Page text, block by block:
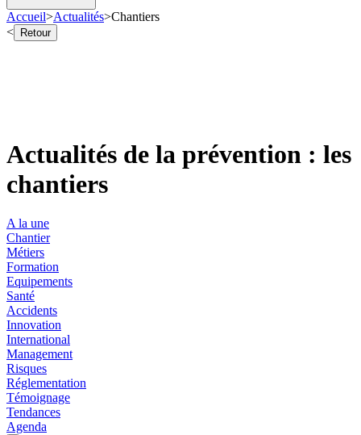
Accueil>Actualités>Chantiers
<
Retour
Actualités de la prévention : les
chantiers
A la une
Chantier
Métiers
Formation
Equipements
Santé
Accidents
Innovation
International
Management
Risques
Réglementation
Témoignage
Tendances
Agenda